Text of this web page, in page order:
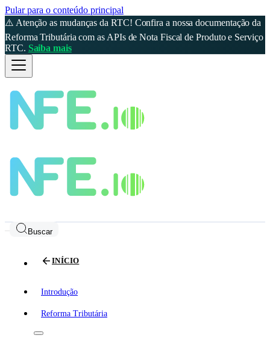
Pular para o conteúdo principal
⚠️ Atenção as mudanças da RTC! Confira a nossa documentação da
Reforma Tributária com as APIs de Nota Fiscal de Produto e Serviço
RTC. Saiba mais
Buscar
INÍCIO
Introdução
Reforma Tributária